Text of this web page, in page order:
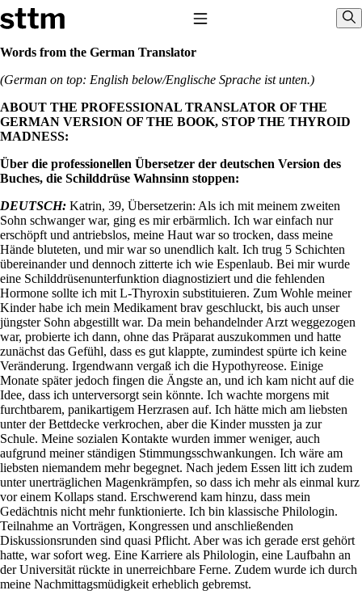
Skip to content
Stop The Thyroid Madness
Common Questions & Answers
Recommended Labwork
Saliva Cortisol Test
TSH – Why It’s Useless
Interpreting Lab Results
Reverse T3
Pooling – what it means
T4-only meds – why they don’t work!
Natural Desiccated Thyroid 101 (NDT) And this info can apply
to taking T4 with T3.
NDT or T3 doesn’t work for me!
Desiccated thyroid – history
Options for Thyroid Treatment
Thyroid Med Ingredients
T3-only to NDT; NDT to T3
THIS ONE: How Stressed Adrenals Can Wreak Havoc
Saliva Cortisol Test
Symptoms of stressed adrenals
Patient Adrenal Wisdom
Supplements/meds which affect adrenals
High cortisol
Aldosterone
Hashimoto’s
Thyroiditis
Help! My thyroid is enlarged!
10 Gut Health Questions
Thyroid Cancer
How to find a Good Doc
Doctors Need to Rethink
Doctors Hall of Shame
Doctors Wall of Fame
Dear Doctor…
Words from the German Translator
(German on top: English below/Englische Sprache ist unten.)
ABOUT THE PROFESSIONAL TRANSLATOR OF THE
GERMAN VERSION OF THE BOOK, STOP THE THYROID
MADNESS:
Über die professionellen Übersetzer der deutschen Version des
Buches, die Schilddrüse Wahnsinn stoppen:
DEUTSCH: Katrin, 39, Übersetzerin: Als ich mit meinem zweiten
Sohn schwanger war, ging es mir erbärmlich. Ich war einfach nur
erschöpft und antriebslos, meine Haut war so trocken, dass meine
Hände bluteten, und mir war so unendlich kalt. Ich trug 5 Schichten
übereinander und dennoch zitterte ich wie Espenlaub. Bei mir wurde
eine Schilddrüsenunterfunktion diagnostiziert und die fehlenden
Hormone sollte ich mit L-Thyroxin substituieren. Zum Wohle meiner
Kinder habe ich mein Medikament brav geschluckt, bis auch unser
jüngster Sohn abgestillt war. Da mein behandelnder Arzt weggezogen
war, probierte ich dann, ohne das Präparat auszukommen und hatte
zunächst das Gefühl, dass es gut klappte, zumindest spürte ich keine
Veränderung. Irgendwann vergaß ich die Hypothyreose. Einige
Monate später jedoch fingen die Ängste an, und ich kam nicht auf die
Idee, dass ich unterversorgt sein könnte. Ich wachte morgens mit
furchtbarem, panikartigem Herzrasen auf. Ich hätte mich am liebsten
unter der Bettdecke verkrochen, aber die Kinder mussten ja zur
Schule. Meine sozialen Kontakte wurden immer weniger, auch
aufgrund meiner ständigen Stimmungsschwankungen. Ich wäre am
liebsten niemandem mehr begegnet. Nach jedem Essen litt ich zudem
unter unerträglichen Magenkrämpfen, so dass ich mehr als einmal kurz
vor einem Kollaps stand. Erschwerend kam hinzu, dass mein
Gedächtnis nicht mehr funktionierte. Ich bin klassische Philologin.
Teilnahme an Vorträgen, Kongressen und anschließenden
Diskussionsrunden sind quasi Pflicht. Aber was ich gerade erst gehört
hatte, war sofort weg. Eine Karriere als Philologin, eine Laufbahn an
der Universität rückte in unerreichbare Ferne. Zudem wurde ich durch
meine Nachmittagsmüdigkeit erheblich gebremst.